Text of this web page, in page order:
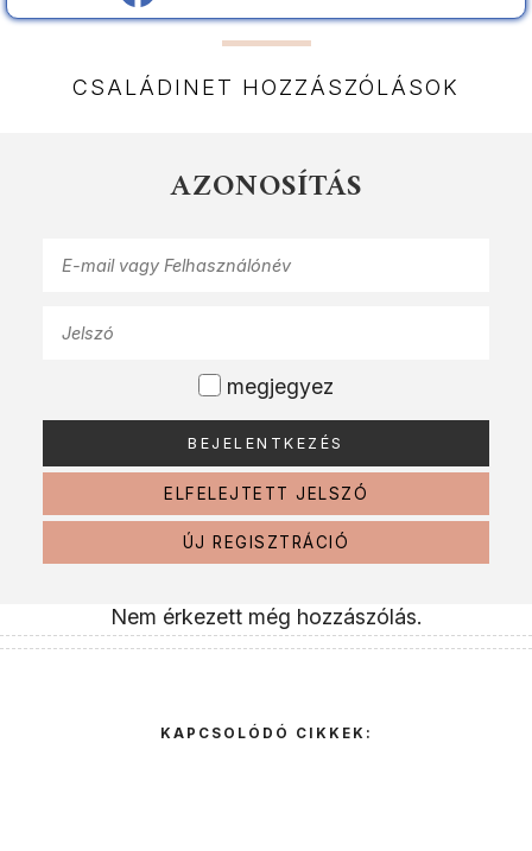
CSALÁDINET HOZZÁSZÓLÁSOK
AZONOSÍTÁS
megjegyez
ELFELEJTETT JELSZÓ
ÚJ REGISZTRÁCIÓ
Nem érkezett még hozzászólás.
KAPCSOLÓDÓ CIKKEK: